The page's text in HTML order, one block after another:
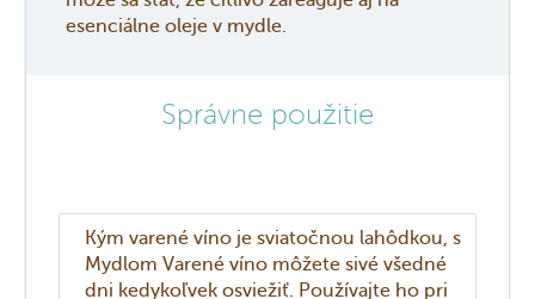
esenciálne oleje v mydle.
Správne použitie
Kým varené víno je sviatočnou lahôdkou, s
Mydlom Varené víno môžete sivé všedné
dni kedykoľvek osviežiť. Používajte ho pri